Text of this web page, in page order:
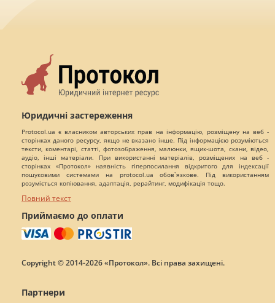
Юридичні застереження
Protocol.ua є власником авторських прав на інформацію, розміщену на веб -
сторінках даного ресурсу, якщо не вказано інше. Під інформацією розуміються
тексти, коментарі, статті, фотозображення, малюнки, ящик-шота, скани, відео,
аудіо, інші матеріали. При використанні матеріалів, розміщених на веб -
сторінках «Протокол» наявність гіперпосилання відкритого для індексації
пошуковими системами на protocol.ua обов`язкове. Під використанням
розуміється копіювання, адаптація, рерайтинг, модифікація тощо.
Повний текст
Приймаємо до оплати
Copyright © 2014-2026 «Протокол». Всі права захищені.
Партнери